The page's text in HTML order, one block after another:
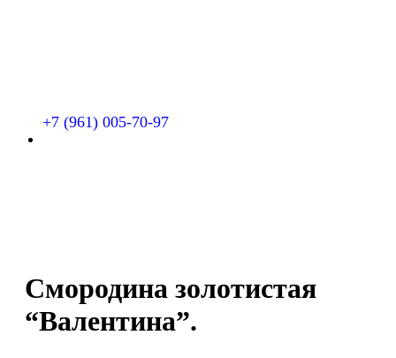
+7 (961) 005-70-97
Смородина золотистая
“Валентина”.